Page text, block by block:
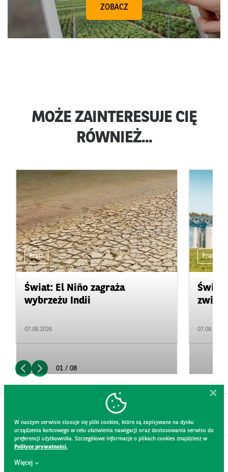
ZOBACZ
MOŻE ZAINTERESUJE CIĘ
RÓWNIEŻ...
Prasa
Świat: El Niño zagraża
wybrzeżu Indii
07.08.2026
Prasa
07.08.2026
01 / 08
W naszym serwisie stosuje się pliki cookies, które są zapisywane na dysku
urządzenia końcowego w celu ułatwienia nawigacji oraz dostosowania serwisu do
preferencji użytkownika. Szczegółowe informacje o plikach cookies znajdziesz w
Polityce prywatności.
Więcej
REGULAMIN STRONY